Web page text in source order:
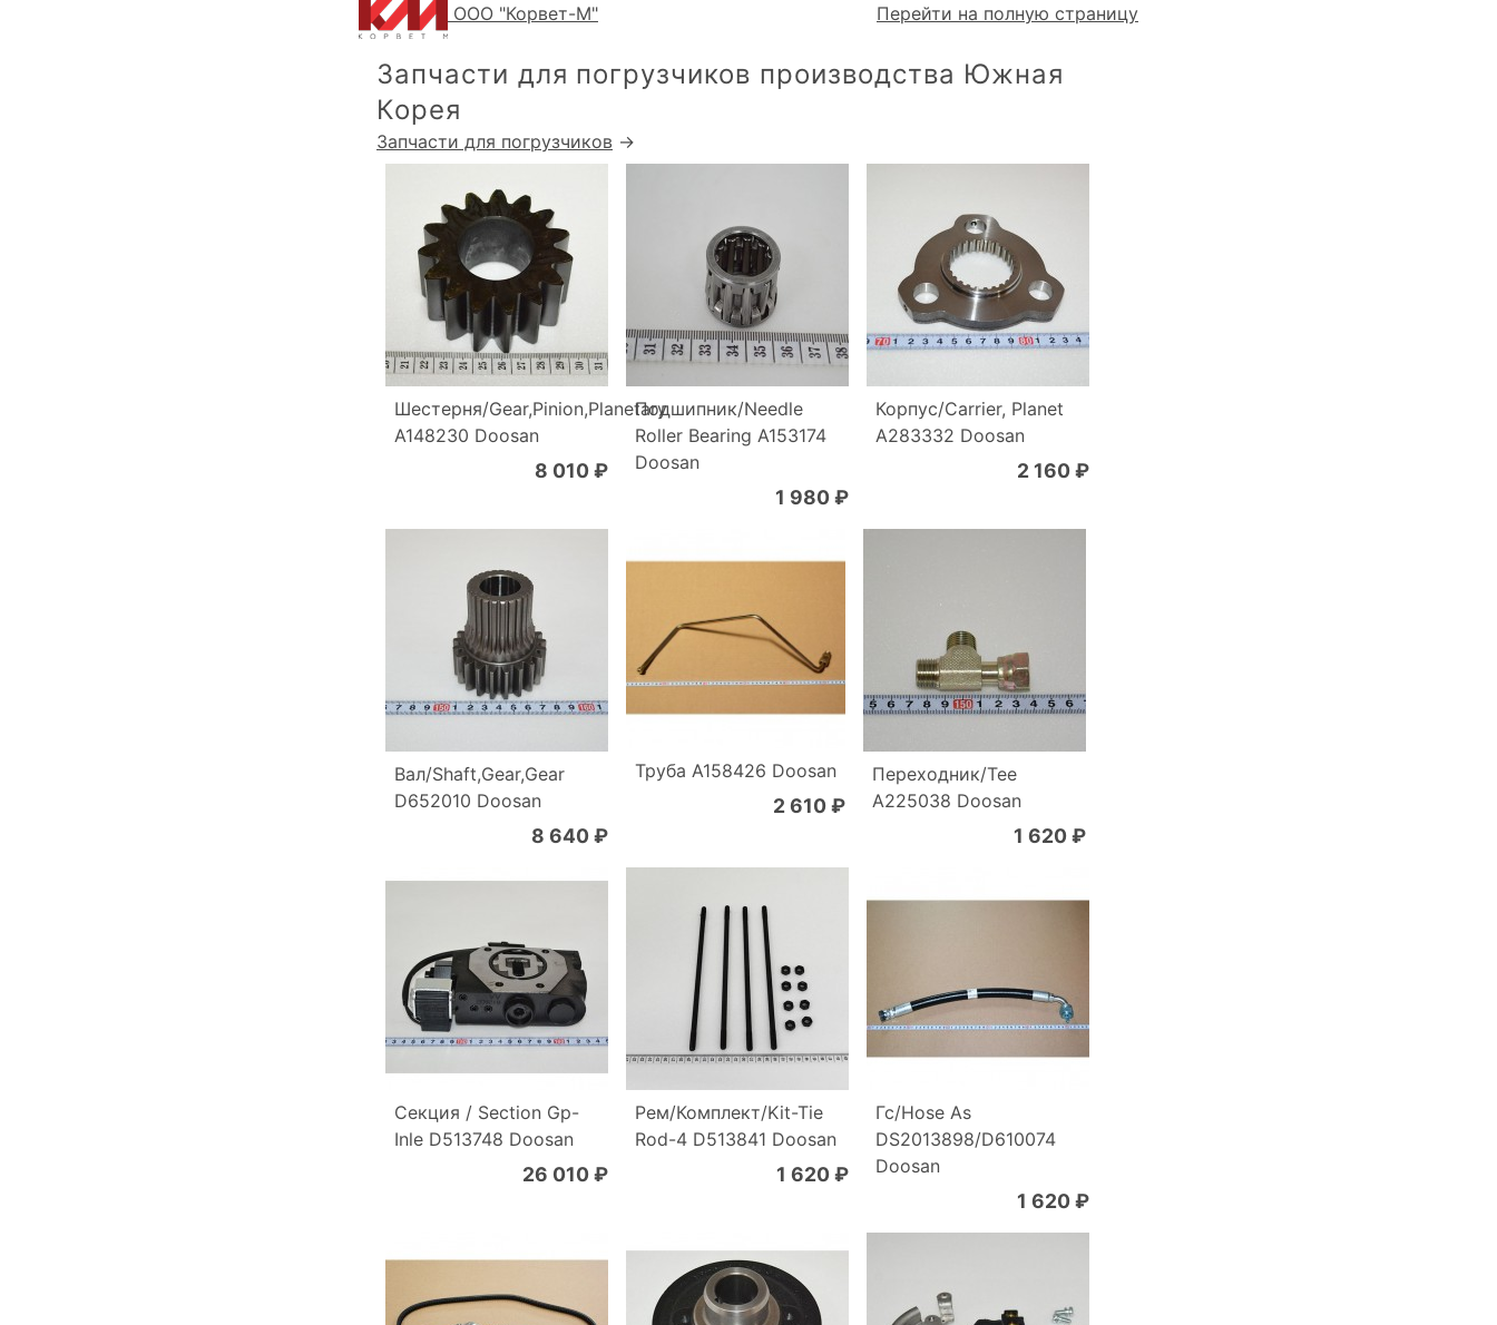
ООО "Корвет-М" Перейти на полную страницу
Запчасти для погрузчиков производства Южная
Корея
Запчасти для погрузчиков →
Шестерня/Gear,Pinion,Planetary
A148230 Doosan
8 010 ₽
Подшипник/Needle
Roller Bearing A153174
Doosan
1 980 ₽
Корпус/Carrier, Planet
A283332 Doosan
2 160 ₽
Вал/Shaft,Gear,Gear
D652010 Doosan
8 640 ₽
Труба A158426 Doosan
2 610 ₽
Переходник/Tee
A225038 Doosan
1 620 ₽
Секция / Section Gp-
Inle D513748 Doosan
26 010 ₽
Рем/Комплект/Kit-Tie
Rod-4 D513841 Doosan
1 620 ₽
Гс/Hose As
DS2013898/D610074
Doosan
1 620 ₽